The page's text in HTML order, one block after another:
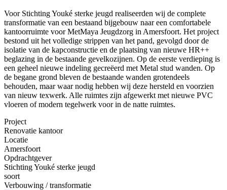
Voor Stichting Youké sterke jeugd realiseerden wij de complete
transformatie van een bestaand bijgebouw naar een comfortabele
kantoorruimte voor MetMaya Jeugdzorg in Amersfoort. Het project
bestond uit het volledige strippen van het pand, gevolgd door de
isolatie van de kapconstructie en de plaatsing van nieuwe HR++
beglazing in de bestaande gevelkozijnen. Op de eerste verdieping is
een geheel nieuwe indeling gecreëerd met Metal stud wanden. Op
de begane grond bleven de bestaande wanden grotendeels
behouden, maar waar nodig hebben wij deze hersteld en voorzien
van nieuw texwerk. Alle ruimtes zijn afgewerkt met nieuwe PVC
vloeren of modern tegelwerk voor in de natte ruimtes.
Project
Renovatie kantoor
Locatie
Amersfoort
Opdrachtgever
Stichting Youké sterke jeugd
soort
Verbouwing / transformatie